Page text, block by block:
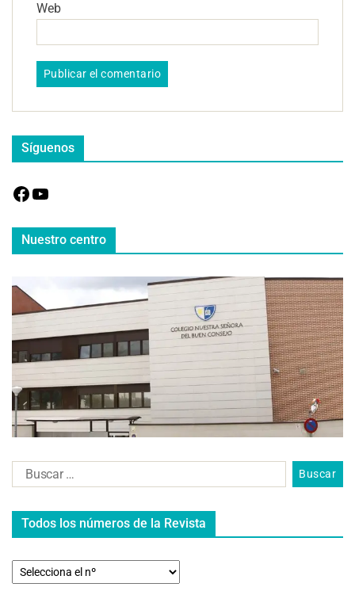
Web
Síguenos
Nuestro centro
Todos los números de la Revista